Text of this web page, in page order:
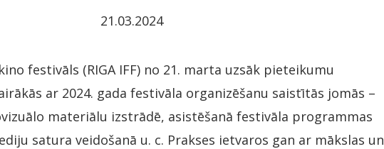
21.03.2024
festivāls (RIGA IFF) no 21. marta uzsāk pieteikumu
ar 2024. gada festivāla organizēšanu saistītās jomās –
materiālu izstrādē, asistēšanā festivāla programmas
satura veidošanā u. c. Prakses ietvaros gan ar mākslas un